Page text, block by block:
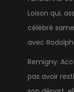
Loison qui,
célébré
avec
Remigny.
pas avoir